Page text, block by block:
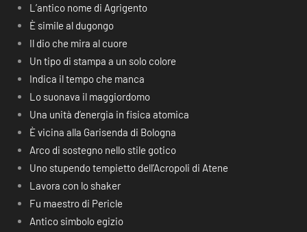
L’antico nome di Agrigento
È simile al dugongo
Il dio che mira al cuore
Un tipo di stampa a un solo colore
Indica il tempo che manca
Lo suonava il maggiordomo
Una unità d’energia in fisica atomica
È vicina alla Garisenda di Bologna
Arco di sostegno nello stile gotico
Uno stupendo tempietto dell’Acropoli di Atene
Lavora con lo shaker
Fu maestro di Pericle
Antico simbolo egizio